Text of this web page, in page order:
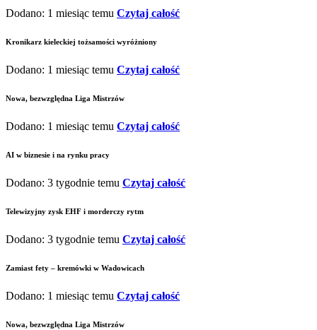
Dodano: 1 miesiąc temu Czytaj całość
Kronikarz kieleckiej tożsamości wyróżniony
Dodano: 1 miesiąc temu Czytaj całość
Nowa, bezwzględna Liga Mistrzów
Dodano: 1 miesiąc temu Czytaj całość
AI w biznesie i na rynku pracy
Dodano: 3 tygodnie temu Czytaj całość
Telewizyjny zysk EHF i morderczy rytm
Dodano: 3 tygodnie temu Czytaj całość
Zamiast fety – kremówki w Wadowicach
Dodano: 1 miesiąc temu Czytaj całość
Nowa, bezwzględna Liga Mistrzów